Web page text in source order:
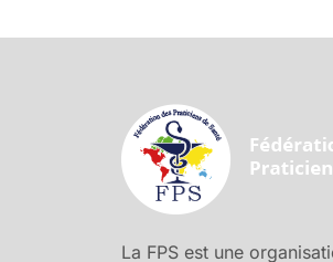
La FPS est une